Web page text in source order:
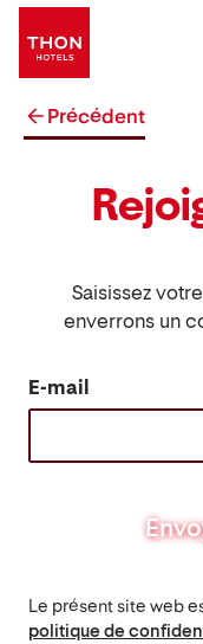
Précédent
Saisissez
enverrons un
E-mail
Le présent site web
politique de